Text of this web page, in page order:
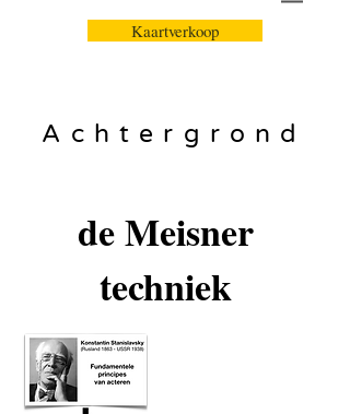
Kaartverkoop
Achtergrond
de Meisner
techniek